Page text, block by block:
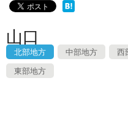
山口
北部地方 中部地方 西
東部地方